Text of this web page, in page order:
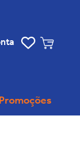
Promoções